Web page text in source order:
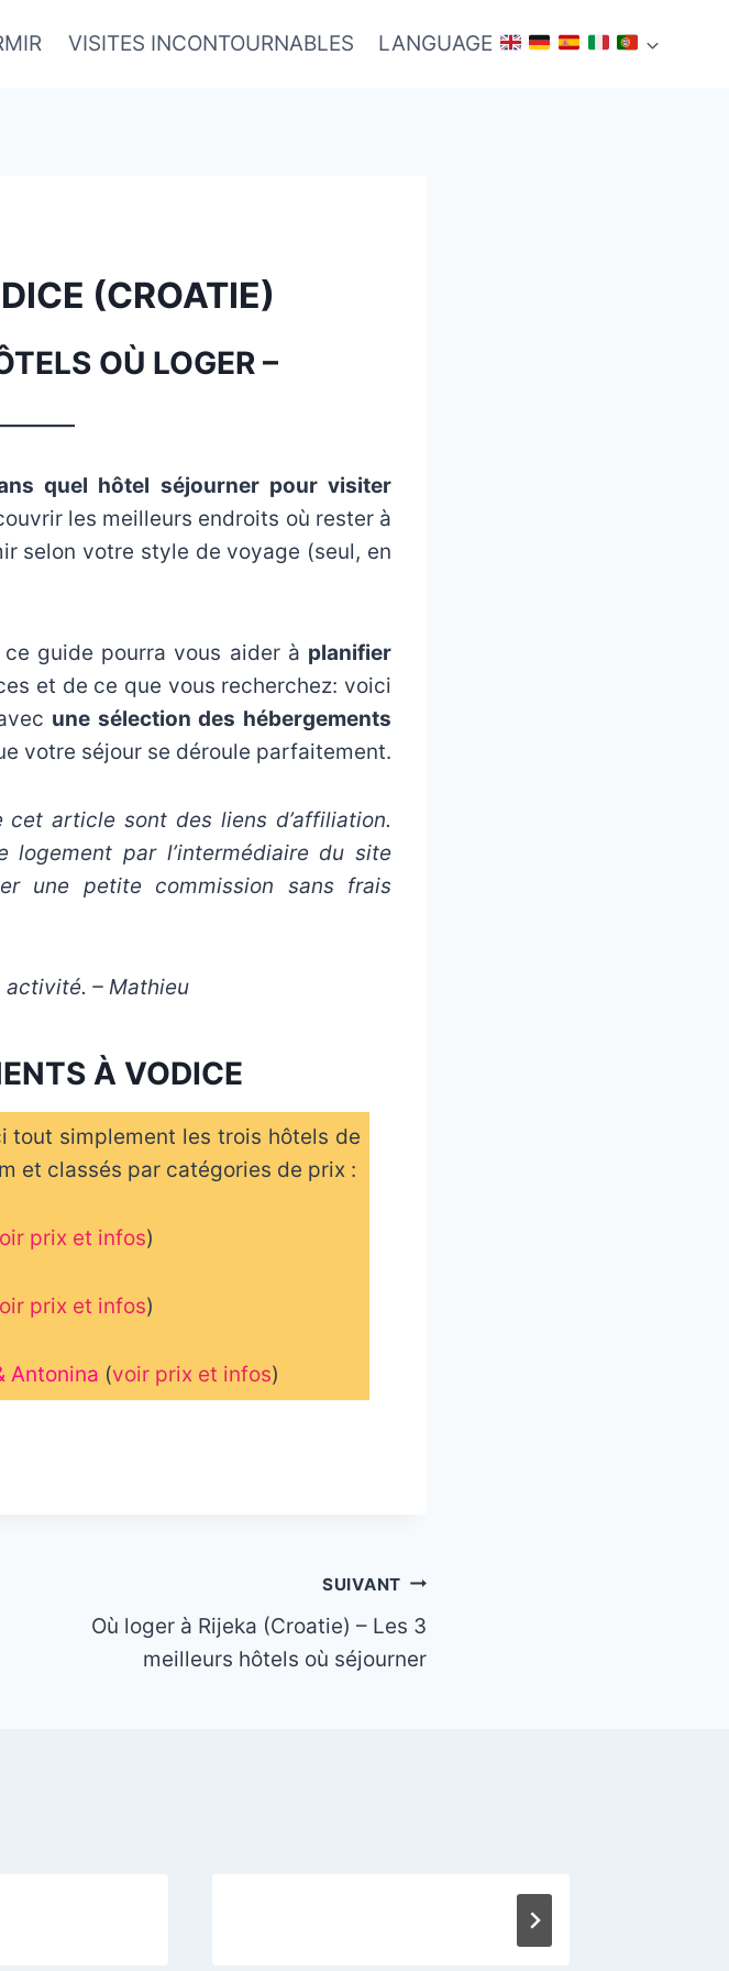
VISITES INCONTOURNABLES LANGUAGE
(CROATIE)
OÙ LOGER –
quel hôtel séjourner pour visiter
les meilleurs endroits où rester à
selon votre style de voyage (seul, en
guide pourra vous aider à planifier
et de ce que vous recherchez: voici
une sélection des hébergements
votre séjour se déroule parfaitement.
article sont des liens d’affiliation.
par l’intermédiaire du site
une petite commission sans frais
activité. – Mathieu
À VODICE
tout simplement les trois hôtels de
et classés par catégories de prix :
prix et infos)
prix et infos)
Antonina (voir prix et infos)
SUIVANT
Où loger à Rijeka (Croatie) – Les 3
meilleurs hôtels où séjourner